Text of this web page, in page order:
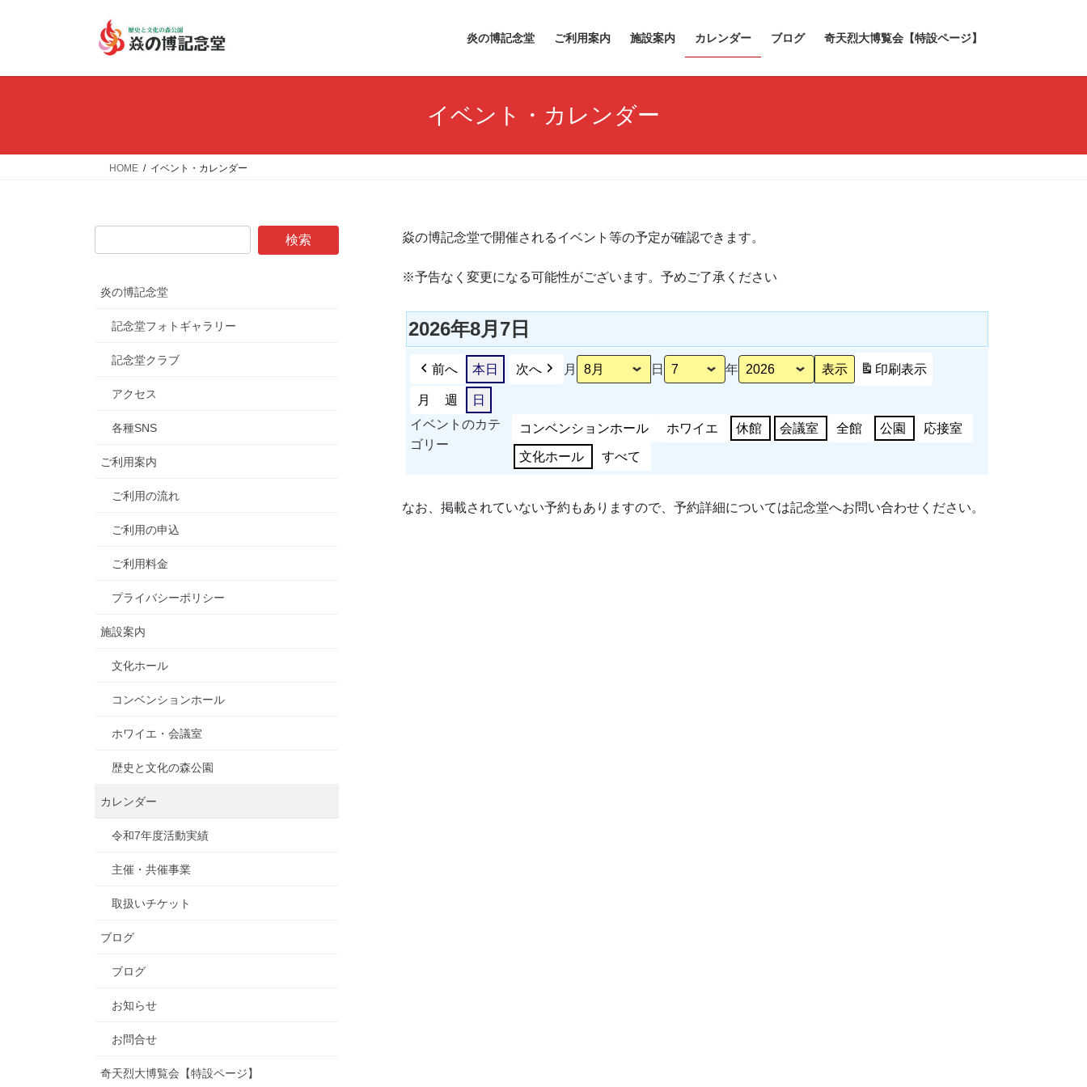
炎の博記念堂 ご利用案内 施設案内 カレンダー ブログ 奇天烈大博覧会【特設ページ】
イベント・カレンダー
HOME イベント・カレンダー
焱の博記念堂で開催されるイベント等の予定が確認できます。
※予告なく変更になる可能性がございます。予めご了承ください
2026年8月7日
前へ 本日 次へ 月 日 年 印刷表示
月 週
日
イベントのカテ
ゴリー
コンベンションホール ホワイエ 休館 会議室 全館 公園 応接室
文化ホール すべて
なお、掲載されていない予約もありますので、予約詳細については記念堂へお問い合わせください。
炎の博記念堂
記念堂フォトギャラリー
記念堂クラブ
アクセス
各種SNS
ご利用案内
ご利用の流れ
ご利用の申込
ご利用料金
プライバシーポリシー
施設案内
文化ホール
コンベンションホール
ホワイエ・会議室
歴史と文化の森公園
カレンダー
令和7年度活動実績
主催・共催事業
取扱いチケット
ブログ
ブログ
お知らせ
お問合せ
奇天烈大博覧会【特設ページ】